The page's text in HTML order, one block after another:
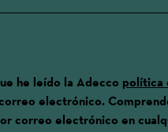
he leído la Adecco política
electrónico.
correo electrónico en